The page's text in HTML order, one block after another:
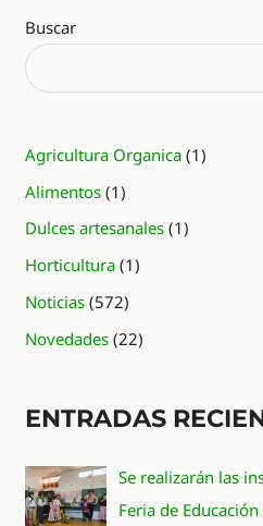
Buscar
Agricultura Organica (1)
Alimentos (1)
Dulces artesanales (1)
Horticultura (1)
Noticias (572)
Novedades (22)
ENTRADAS
Se realizarán las
Feria de